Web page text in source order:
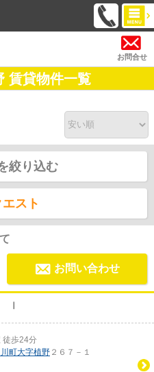
お問合せ
賃貸物件一覧
絞り込む
スト
お問い合わせ
Ⅰ
徒歩24分
町大字植野 ２６７－１